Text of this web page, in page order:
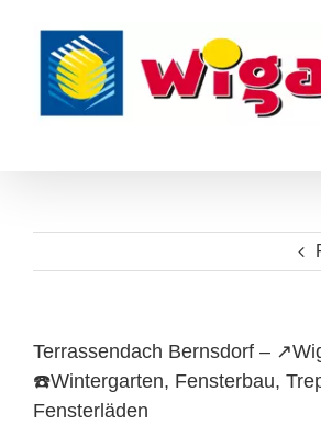
content
Terrassendach Bernsdorf –
☎️Wintergarten, Fensterbau,
Fensterläden